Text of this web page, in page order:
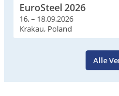
EuroSteel 2026
16. – 18.09.2026
Krakau, Poland
Alle